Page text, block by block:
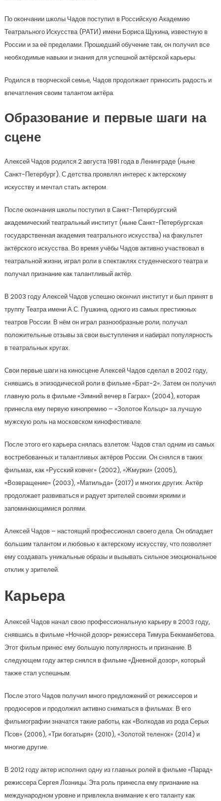
По окончании школы Чадов поступил в Российскую Академию
Театрального Искусства (РАТИ) имени Бориса Щукина, известную в
России и за её пределами. Прошедший обучение там, он получил все
необходимые навыки и знания для успешной актёрской карьеры.
Родился в творческой семье, Чадов продолжает приносить радость и
впечатления своим талантом актёра.
Образование и первые шаги на
сцене
Алексей Чадов родился 2 августа 1981 года в Ленинграде (ныне
Санкт-Петербург). С детства проявлял интерес к актерскому
искусству и мечтал стать актером.
После окончания школы поступил в Санкт-Петербургский
академический театральный институт (ныне Санкт-Петербургская
государственная академия театрального искусства) на факультет
актёрского искусства. Во время учёбы Чадов активно участвовал в
театральной жизни, играл роли в спектаклях студенческого театра и
получал признание как талантливый актёр.
В 2003 году Алексей Чадов успешно окончил институт и был принят в
труппу Театра имени А.С. Пушкина, одного из самых престижных
театров России. В нём он играл разнообразные роли, получал
положительные отзывы за свои выступления и набирал популярность
в театральных кругах.
Свои первые шаги на киносцене Алексей Чадов сделал в 2002 году,
снявшись в эпизодической роли в фильме «Брат-2». Затем он получил
главную роль в фильме «Зимний вечер в Гаграх» (2004), которая
принесла ему первую кинопремию – «Золотое Кольцо» за лучшую
мужскую роль на московском кинофестивале.
После этого его карьера снялась взлетом: Чадов стал одним из самых
востребованных и талантливых актёров России. Он снялся в таких
фильмах, как «Русский ковчег» (2002), «Жмурки» (2005),
«Возвращение» (2003), «Матильда» (2017) и многих других. Актёр
продолжает развиваться и радует зрителей своими яркими и
запоминающимися ролями.
Алексей Чадов – настоящий профессионал своего дела. Он обладает
большим талантом и любовью к актерскому искусству, что позволяет
ему создавать уникальные образы и вызывать сильное эмоциональное
отклик у зрителей.
Карьера
Алексей Чадов начал свою профессиональную карьеру в 2003 году,
снявшись в фильме «Ночной дозор» режиссера Тимура Бекмамбетова.
Этот фильм принес ему большую популярность и признание. В
следующем году актер снялся в фильме «Дневной дозор», который
также стал успешным.
После этого Чадов получил много предложений от режиссеров и
продюсеров и продолжил активно сниматься в фильмах. В его
фильмографии значатся такие работы, как «Волкодав из рода Серых
Псов» (2006), «Три богатыря» (2010), «Золотой теленок» (2014) и
многие другие.
В 2012 году актер исполнил одну из главных ролей в фильме «Парад»
режиссера Сергея Лозницы. Эта роль принесла ему признание на
международном уровне и привлекла внимание к его таланту как